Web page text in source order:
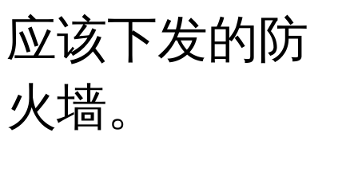
应该下发的防
火墙。